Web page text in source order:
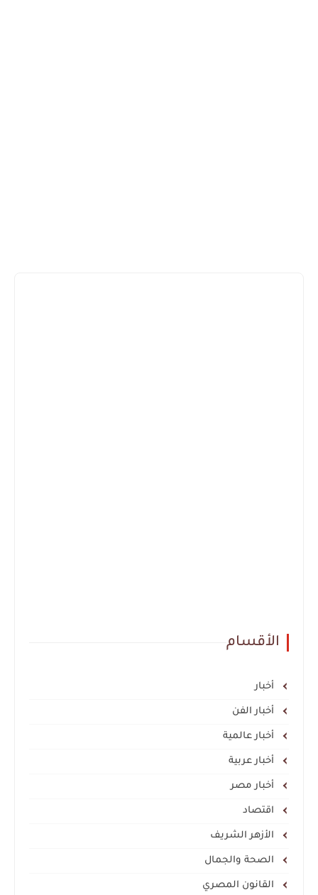
الأقسام
أخبار
أخبار الفن
أخبار عالمية
أخبار عربية
أخبار مصر
اقتصاد
الأزهر الشريف
الصحة والجمال
القانون المصري